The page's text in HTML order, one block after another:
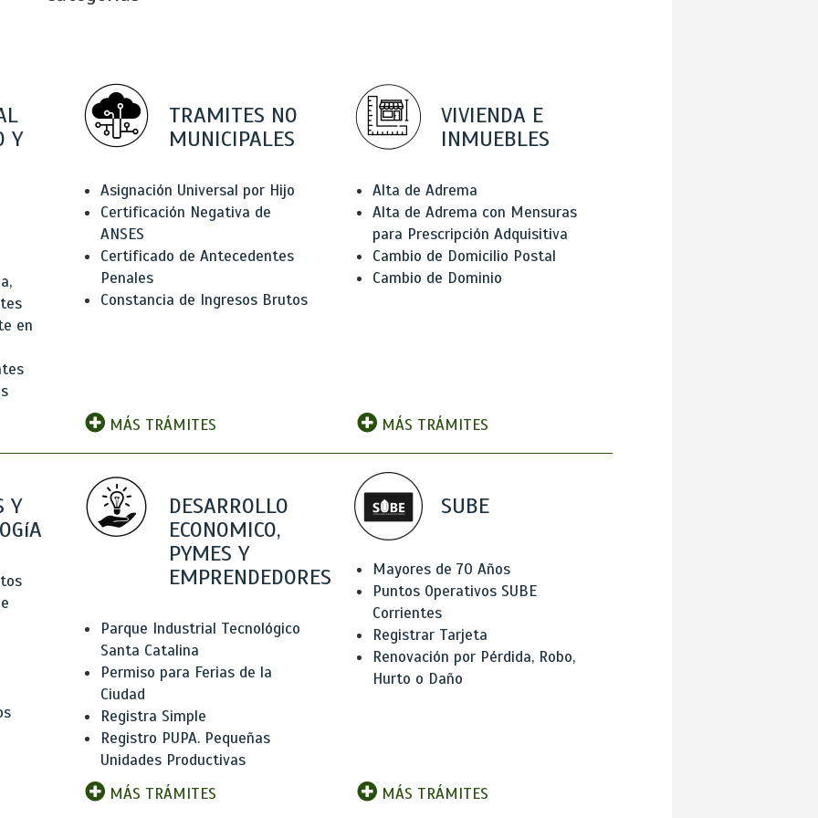
Y
en
TRAMITES NO
MUNICIPALES
Asignación Universal por Hijo
Certificación Negativa de
ANSES
Certificado de Antecedentes
Penales
Constancia de Ingresos Brutos
MÁS TRÁMITES
VIVIENDA E
INMUEBLES
Alta de Adrema
Alta de Adrema con Mensuras
para Prescripción Adquisitiva
Cambio de Domicilio Postal
Cambio de Dominio
MÁS TRÁMITES
Y
DESARROLLO
ECONOMICO,
PYMES Y
EMPRENDEDORES
Parque Industrial Tecnológico
Santa Catalina
Permiso para Ferias de la
Ciudad
Registra Simple
Registro PUPA. Pequeñas
Unidades Productivas
MÁS TRÁMITES
SUBE
Mayores de 70 Años
Puntos Operativos SUBE
Corrientes
Registrar Tarjeta
Renovación por Pérdida, Robo,
Hurto o Daño
MÁS TRÁMITES